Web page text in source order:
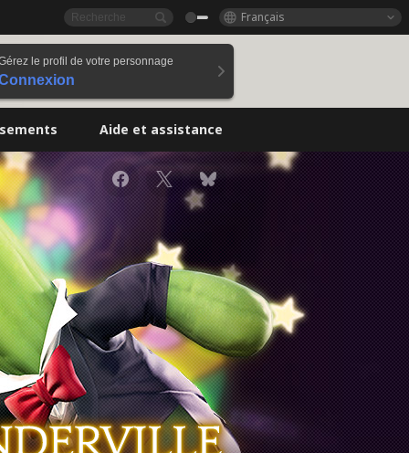
Français
le profil de votre personnage
Aide et assistance